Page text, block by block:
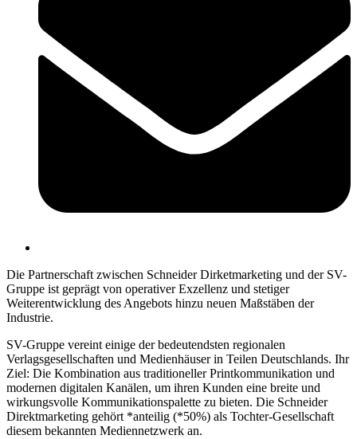
Die Partnerschaft zwischen Schneider Dirketmarketing und der SV-
Gruppe ist geprägt von operativer Exzellenz und stetiger
Weiterentwicklung des Angebots hinzu neuen Maßstäben der
Industrie.
SV-Gruppe vereint einige der bedeutendsten regionalen
Verlagsgesellschaften und Medienhäuser in Teilen Deutschlands. Ihr
Ziel: Die Kombination aus traditioneller Printkommunikation und
modernen digitalen Kanälen, um ihren Kunden eine breite und
wirkungsvolle Kommunikationspalette zu bieten. Die Schneider
Direktmarketing gehört *anteilig (*50%) als Tochter-Gesellschaft
diesem bekannten Mediennetzwerk an.